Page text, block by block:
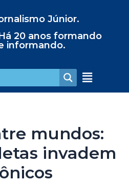
Júnior.
20 anos formando
informando.
mundos:
invadem